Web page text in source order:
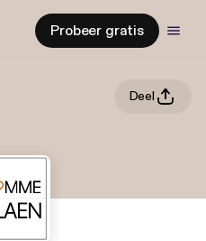
Probeer gratis
Deel